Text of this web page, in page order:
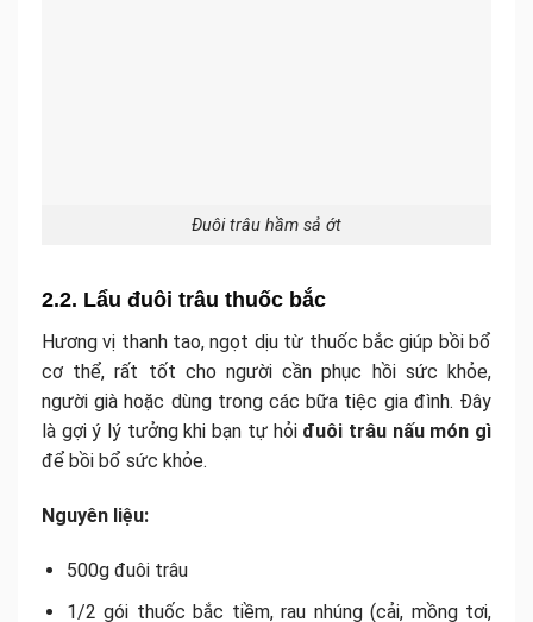
Đuôi trâu hầm sả ớt
2.2. Lẩu đuôi trâu thuốc bắc
Hương vị thanh tao, ngọt dịu từ thuốc bắc giúp bồi bổ
cơ thể, rất tốt cho người cần phục hồi sức khỏe,
người già hoặc dùng trong các bữa tiệc gia đình. Đây
là gợi ý lý tưởng khi bạn tự hỏi đuôi trâu nấu món gì
để bồi bổ sức khỏe.
Nguyên liệu:
500g đuôi trâu
1/2 gói thuốc bắc tiềm, rau nhúng (cải, mồng tơi,